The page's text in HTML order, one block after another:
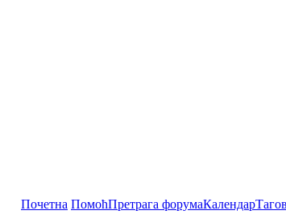
Почетна ПомоћПретрага форумаКалендар